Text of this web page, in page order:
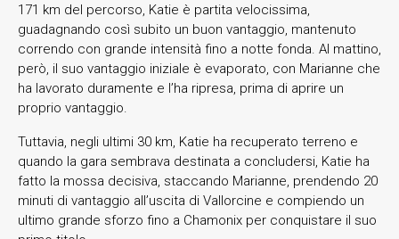
171 km del percorso, Katie è partita velocissima,
guadagnando così subito un buon vantaggio, mantenuto
correndo con grande intensità fino a notte fonda. Al mattino,
però, il suo vantaggio iniziale è evaporato, con Marianne che
ha lavorato duramente e l’ha ripresa, prima di aprire un
proprio vantaggio.
Tuttavia, negli ultimi 30 km, Katie ha recuperato terreno e
quando la gara sembrava destinata a concludersi, Katie ha
fatto la mossa decisiva, staccando Marianne, prendendo 20
minuti di vantaggio all’uscita di Vallorcine e compiendo un
ultimo grande sforzo fino a Chamonix per conquistare il suo